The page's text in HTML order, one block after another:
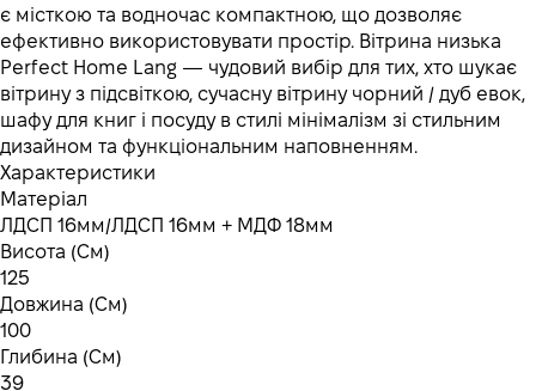
є місткою та водночас компактною, що дозволяє
ефективно використовувати простір. Вітрина низька
Perfect Home Lang — чудовий вибір для тих, хто шукає
вітрину з підсвіткою, сучасну вітрину чорний / дуб евок,
шафу для книг і посуду в стилі мінімалізм зі стильним
дизайном та функціональним наповненням.
Характеристики
Матеріал
ЛДСП 16мм/ЛДСП 16мм + МДФ 18мм
Висота (См)
125
Довжина (См)
100
Глибина (См)
39